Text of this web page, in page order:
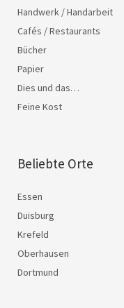
Handwerk / Handarbeit
Cafés / Restaurants
Bücher
Papier
Dies und das…
Feine Kost
Beliebte Orte
Essen
Duisburg
Krefeld
Oberhausen
Dortmund